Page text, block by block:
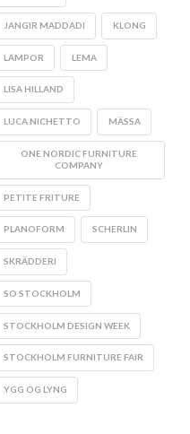
JANGIR MADDADI KLONG
LAMPOR LEMA
LISA HILLAND
LUCA NICHETTO MÄSSA
ONE NORDIC FURNITURE
COMPANY
PETITE FRITURE
PLANOFORM SCHERLIN
SKRÄDDERI
SO STOCKHOLM
STOCKHOLM DESIGN WEEK
STOCKHOLM FURNITURE FAIR
YGG OG LYNG